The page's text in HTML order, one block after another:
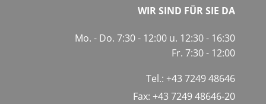
WIR SIND FÜR SIE DA
Mo. - Do. 7:30 - 12:00 u. 12:30 - 16:30
Fr. 7:30 - 12:00
Tel.: +43 7249 48646
Fax: +43 7249 48646-20